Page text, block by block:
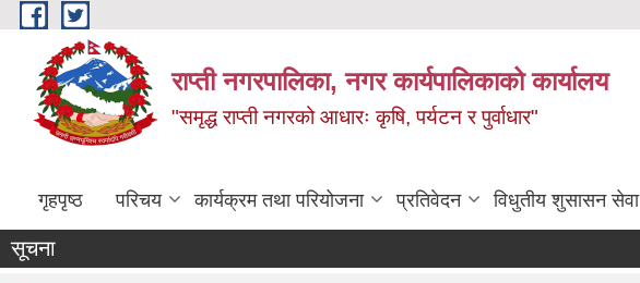
Skip to main content
राप्ती नगरपालिका, नगर कार्यपालिकाको कार्यालय
"समृद्ध राप्ती नगरको आधारः कृषि, पर्यटन र पुर्वाधार"
गृहपृष्ठ परिचय कार्यक्रम तथा परियोजना प्रतिवेदन विधुतीय शुसासन सेवा
सूचना